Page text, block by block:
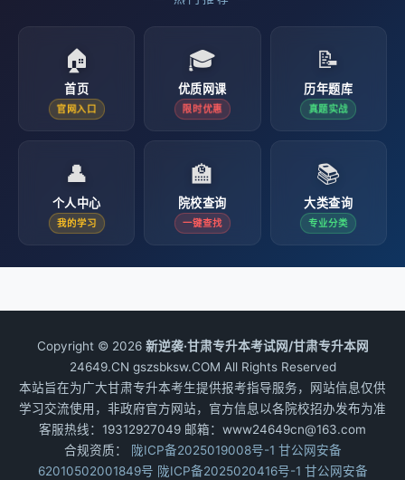
🏠
首页
官网入口
🎓
优质网课
限时优惠
📝
历年题库
真题实战
👤
个人中心
我的学习
🏫
院校查询
一键查找
📚
大类查询
专业分类
Copyright © 2026 新逆袭·甘肃专升本考试网/甘肃专升本网
24649.CN gszsbksw.COM All Rights Reserved
本站旨在为广大甘肃专升本考生提供报考指导服务，网站信息仅供
学习交流使用，非政府官方网站，官方信息以各院校招办发布为准
客服热线：19312927049 邮箱：www24649cn@163.com
合规资质：
陇ICP备2025019008号-1 甘公网安备
62010502001849号 陇ICP备2025020416号-1 甘公网安备